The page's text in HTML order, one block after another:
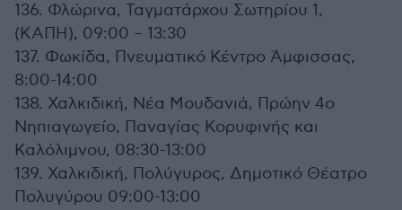
136. Φλώρινα, Ταγματάρχου Σωτηρίου 1,
(ΚΑΠΗ), 09:00 – 13:30
137. Φωκίδα, Πνευματικό Κέντρο Άμφισσας,
8:00-14:00
138. Χαλκιδική, Νέα Μουδανιά, Πρώην 4ο
Νηπιαγωγείο, Παναγίας Κορυφινής και
Καλόλιμνου, 08:30-13:00
139. Χαλκιδική, Πολύγυρος, Δημοτικό Θέατρο
Πολυγύρου 09:00-13:00